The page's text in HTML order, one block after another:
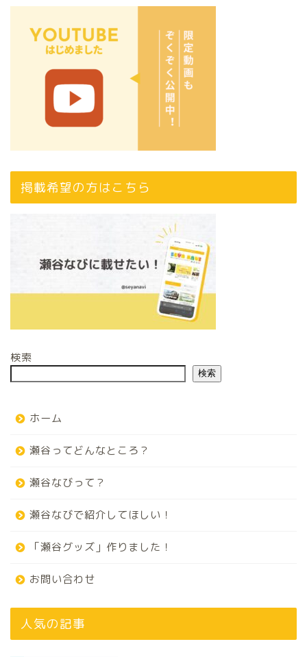
掲載希望の方はこちら
検索
検索
ホーム
瀬谷ってどんなところ？
瀬谷なびって？
瀬谷なびで紹介してほしい！
「瀬谷グッズ」作りました！
お問い合わせ
人気の記事